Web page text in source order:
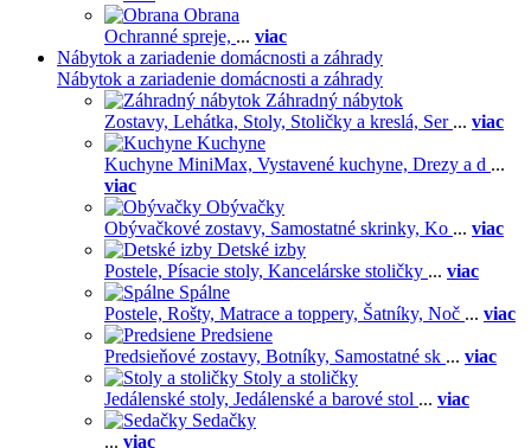
Obrana
Ochranné spreje, ... viac
Nábytok a zariadenie domácnosti a záhrady
Nábytok a zariadenie domácnosti a záhrady
Záhradný nábytok
Zostavy, Lehátka, Stoly, Stoličky a kreslá, Ser ... viac
Kuchyne
Kuchyne MiniMax, Vystavené kuchyne, Drezy a d ...
viac
Obývačky
Obývačkové zostavy, Samostatné skrinky, Ko ... viac
Detské izby
Postele, Písacie stoly, Kancelárske stoličky ... viac
Spálne
Postele, Rošty, Matrace a toppery, Šatníky, Noč ... viac
Predsiene
Predsieňové zostavy, Botníky, Samostatné sk ... viac
Stoly a stoličky
Jedálenské stoly, Jedálenské a barové stol ... viac
Sedačky
... viac